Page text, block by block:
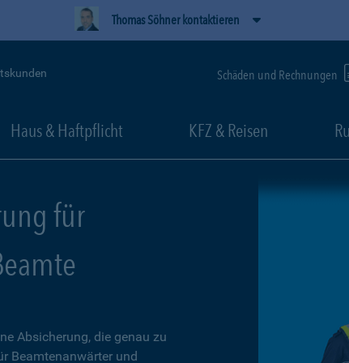
Thomas Söhner kontaktieren
Schäden und Rechnungen
Haus & Haftpflicht KFZ & Reisen
für
Absicherung, die genau zu
Beamtenanwärter und